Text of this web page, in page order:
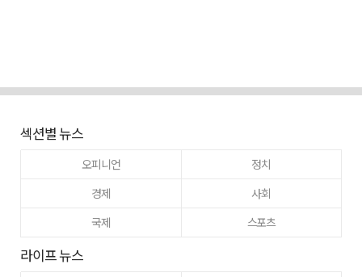
섹션별 뉴스
오피니언
정치
경제
사회
국제
스포츠
라이프 뉴스